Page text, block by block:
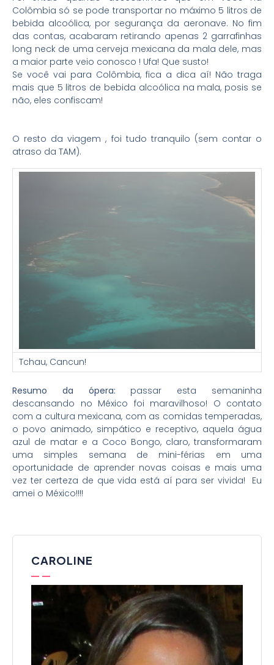
Colômbia só se pode transportar no máximo 5 litros de
bebida alcoólica, por segurança da aeronave. No fim
das contas, acabaram retirando apenas 2 garrafinhas
long neck de uma cerveja mexicana da mala dele, mas
a maior parte veio conosco ! Ufa! Que susto!
Se você vai para Colômbia, fica a dica aí! Não traga
mais que 5 litros de bebida alcoólica na mala, posis se
não, eles confiscam!
O resto da viagem , foi tudo tranquilo (sem contar o
atraso da TAM).
Tchau, Cancun!
Resumo da ópera: passar esta semaninha
descansando no México foi maravilhoso! O contato
com a cultura mexicana, com as comidas temperadas,
o povo animado, simpático e receptivo, aquela água
azul de matar e a Coco Bongo, claro, transformaram
uma simples semana de mini-férias em uma
oportunidade de aprender novas coisas e mais uma
vez ter certeza de que vida está aí para ser vivida! Eu
amei o México!!!!
CAROLINE